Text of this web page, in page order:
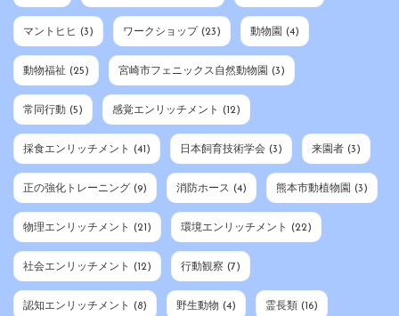
マントヒヒ (3) ワークショップ (23) 動物園 (4)
動物福祉 (25) 宮崎市フェニックス自然動物園 (3)
常同行動 (5) 感覚エンリッチメント (12)
採食エンリッチメント (41) 日本飼育技術学会 (3) 来園者 (3)
正の強化トレーニング (9) 消防ホース (4) 熊本市動植物園 (3)
物理エンリッチメント (21) 環境エンリッチメント (22)
社会エンリッチメント (12) 行動観察 (7)
認知エンリッチメント (8) 野生動物 (4) 霊長類 (16)